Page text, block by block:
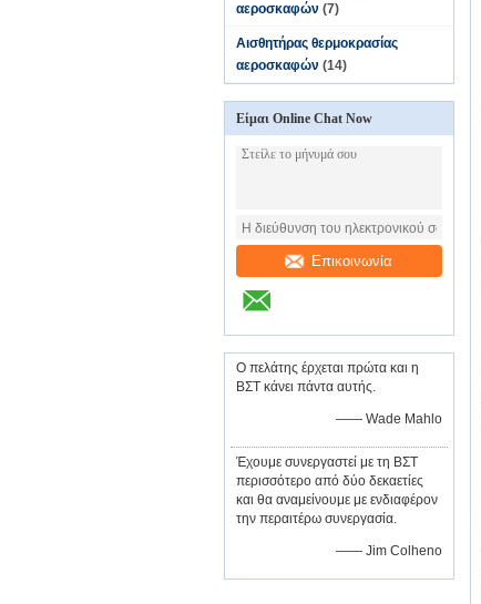
αεροσκαφών (7)
Αισθητήρας θερμοκρασίας
αεροσκαφών (14)
Είμαι Online Chat Now
Επικοινωνία
Ο πελάτης έρχεται πρώτα και η
ΒΣΤ κάνει πάντα αυτής.
—— Wade Mahlo
Έχουμε συνεργαστεί με τη ΒΣΤ
περισσότερο από δύο δεκαετίες
και θα αναμείνουμε με ενδιαφέρον
την περαιτέρω συνεργασία.
—— Jim Colheno